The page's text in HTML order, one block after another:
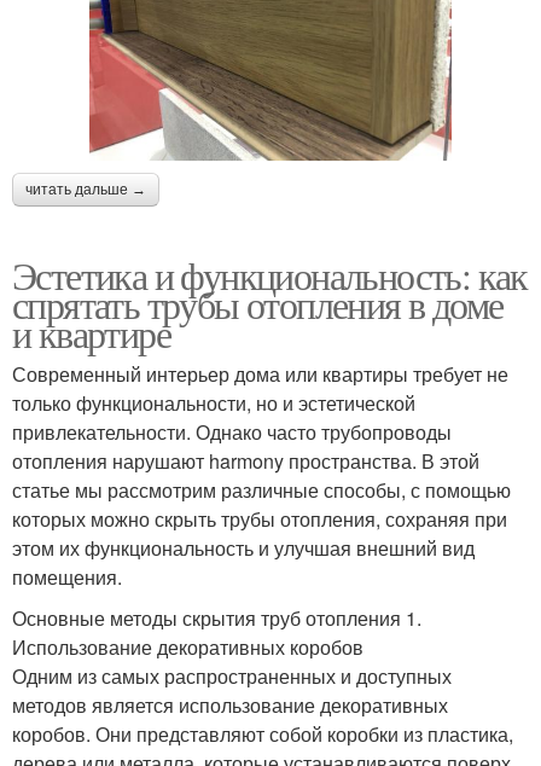
читать дальше →
Эстетика и функциональность: как
спрятать трубы отопления в доме
и квартире
Современный интерьер дома или квартиры требует не
только функциональности, но и эстетической
привлекательности. Однако часто трубопроводы
отопления нарушают harmony пространства. В этой
статье мы рассмотрим различные способы, с помощью
которых можно скрыть трубы отопления, сохраняя при
этом их функциональность и улучшая внешний вид
помещения.
Основные методы скрытия труб отопления 1.
Использование декоративных коробов
Одним из самых распространенных и доступных
методов является использование декоративных
коробов. Они представляют собой коробки из пластика,